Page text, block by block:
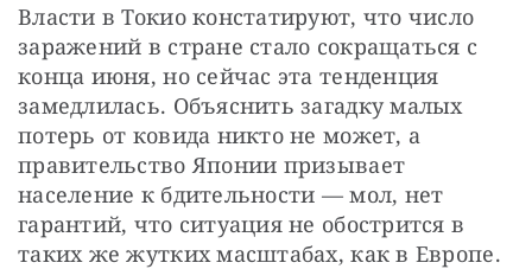
Власти в Токио констатируют, что число
заражений в стране стало сокращаться с
конца июня, но сейчас эта тенденция
замедлилась. Объяснить загадку малых
потерь от ковида никто не может, а
правительство Японии призывает
население к бдительности — мол, нет
гарантий, что ситуация не обострится в
таких же жутких масштабах, как в Европе.